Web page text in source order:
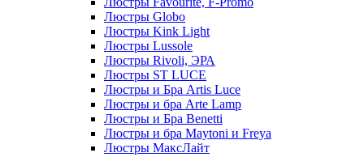
Люстры Globo
Люстры Kink Light
Люстры Lussole
Люстры Rivoli, ЭРА
Люстры ST LUCE
Люстры и Бра Artis Luce
Люстры и бра Arte Lamp
Люстры и Бра Benetti
Люстры и бра Maytoni и Freya
Люстры МаксЛайт